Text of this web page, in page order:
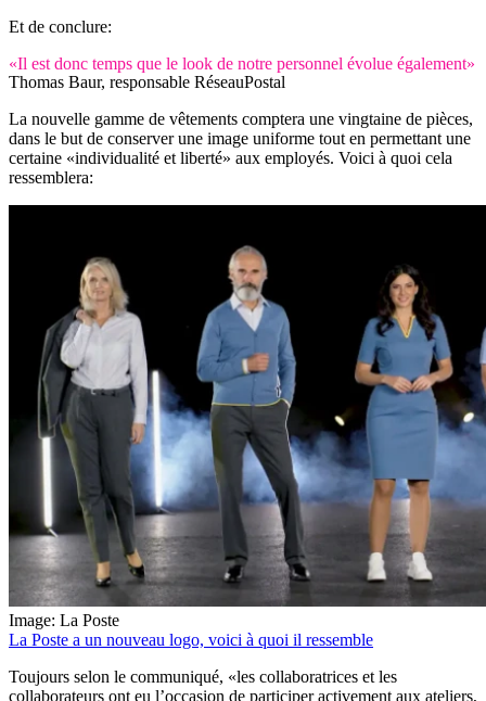
Et de conclure:
«Il est donc temps que le look de notre personnel évolue également»
Thomas Baur, responsable RéseauPostal
La nouvelle gamme de vêtements comptera une vingtaine de pièces,
dans le but de conserver une image uniforme tout en permettant une
certaine «individualité et liberté» aux employés. Voici à quoi cela
ressemblera:
Image: La Poste
La Poste a un nouveau logo, voici à quoi il ressemble
Toujours selon le communiqué, «les collaboratrices et les
collaborateurs ont eu l’occasion de participer activement aux ateliers,